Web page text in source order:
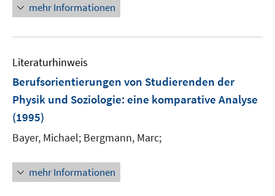
mehr Informationen
Literaturhinweis
Berufsorientierungen von Studierenden der
Physik und Soziologie: eine komparative Analyse
(1995)
Bayer, Michael; Bergmann, Marc;
mehr Informationen